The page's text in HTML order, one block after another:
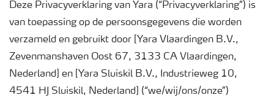
Deze Privacyverklaring van Yara (“Privacyverklaring”) is
van toepassing op de persoonsgegevens die worden
verzameld en gebruikt door [Yara Vlaardingen B.V.,
Zevenmanshaven Oost 67, 3133 CA Vlaardingen,
Nederland] en [Yara Sluiskil B.V., Industrieweg 10,
4541 HJ Sluiskil, Nederland] (“we/wij/ons/onze”)